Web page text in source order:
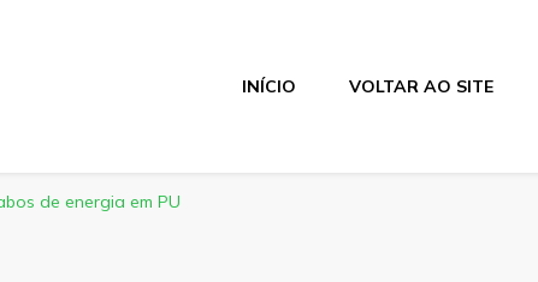
INÍCIO VOLTAR AO SITE
de energia em PU